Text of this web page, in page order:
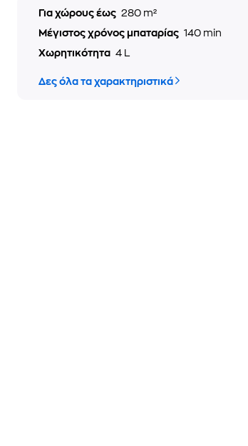
Για χώρους έως 280 m²
Μέγιστος χρόνος μπαταρίας 140 min
Χωρητικότητα 4 L
Δες όλα τα χαρακτηριστικά